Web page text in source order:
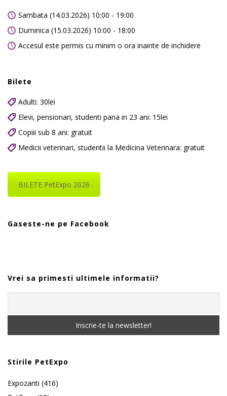
Sambata (14.03.2026) 10:00 - 19:00
Duminica (15.03.2026) 10:00 - 18:00
Accesul este permis cu minim o ora inainte de inchidere
Bilete
Adulti: 30lei
Elevi, pensionari, studenti pana in 23 ani: 15lei
Copiii sub 8 ani: gratuit
Medicii veterinari, studentii la Medicina Veterinara: gratuit
BILETE PetExpo 2026
Gaseste-ne pe Facebook
Vrei sa primesti ultimele informatii?
Stirile PetExpo
Expozanti (416)